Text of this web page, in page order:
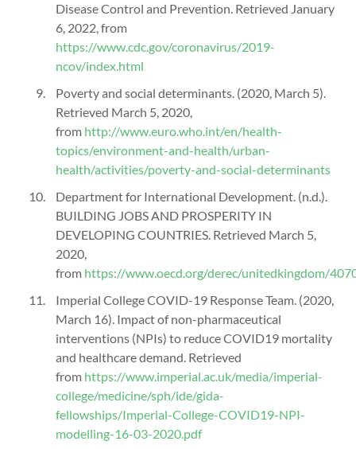
Disease Control and Prevention. Retrieved January
6, 2022, from
https://www.cdc.gov/coronavirus/2019-
ncov/index.html
Poverty and social determinants. (2020, March 5).
Retrieved March 5, 2020,
from http://www.euro.who.int/en/health-
topics/environment-and-health/urban-
health/activities/poverty-and-social-determinants
Department for International Development. (n.d.).
BUILDING JOBS AND PROSPERITY IN
DEVELOPING COUNTRIES. Retrieved March 5,
2020,
from https://www.oecd.org/derec/unitedkingdom/
Imperial College COVID-19 Response Team. (2020,
March 16). Impact of non-pharmaceutical
interventions (NPIs) to reduce COVID19 mortality
and healthcare demand. Retrieved
from https://www.imperial.ac.uk/media/imperial-
college/medicine/sph/ide/gida-
fellowships/Imperial-College-COVID19-NPI-
modelling-16-03-2020.pdf